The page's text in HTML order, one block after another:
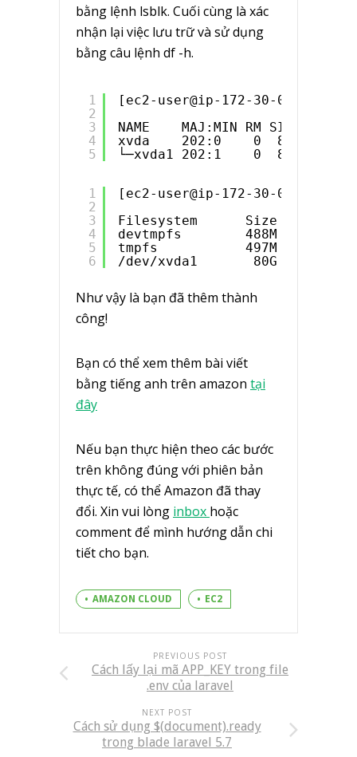
bằng lệnh lsblk. Cuối cùng là xác
nhận lại việc lưu trữ và sử dụng
bằng câu lệnh df -h.
1
2
3
4
5
[ec2-user@ip-172-30-0-30 ~]$
NAME    MAJ:MIN RM SIZE RO
xvda    202:0    0  80G  0
└─xvda1 202:1    0  80G  0
1
2
3
4
5
6
[ec2-user@ip-172-30-0-30 ~]$
Filesystem      Size  Used
devtmpfs        488M   56K
tmpfs           497M     0
/dev/xvda1       80G  28.6G
Như vậy là bạn đã thêm thành
công!
Bạn có thể xem thêm bài viết
bằng tiếng anh trên amazon tại
đây
Nếu bạn thực hiện theo các bước
trên không đúng với phiên bản
thực tế, có thể Amazon đã thay
đổi. Xin vui lòng inbox hoặc
comment để mình hướng dẫn chi
tiết cho bạn.
AMAZON CLOUD EC2
PREVIOUS POST
Cách lấy lại mã APP_KEY trong file
.env của laravel
NEXT POST
Cách sử dụng $(document).ready
trong blade laravel 5.7